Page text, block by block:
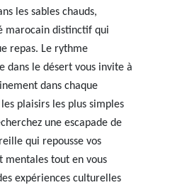
les sables chauds,
marocain distinctif qui
repas. Le rythme
dans le désert vous invite à
dans chaque
plaisirs les plus simples
une escapade de
qui repousse vos
mentales tout en vous
expériences culturelles